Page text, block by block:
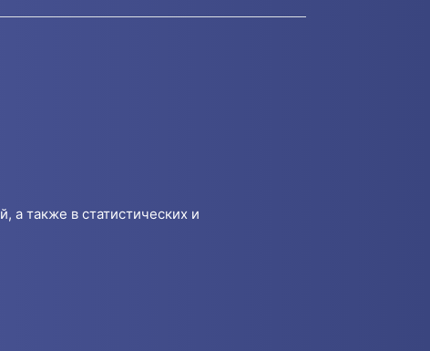
а также в статистических и